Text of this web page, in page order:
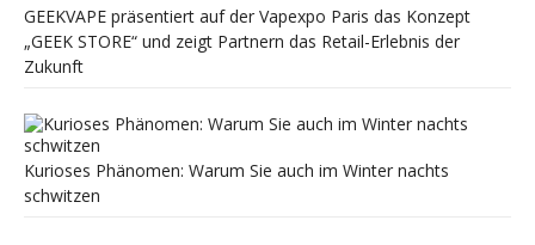
GEEKVAPE präsentiert auf der Vapexpo Paris das Konzept
„GEEK STORE“ und zeigt Partnern das Retail-Erlebnis der
Zukunft
Kurioses Phänomen: Warum Sie auch im Winter nachts
schwitzen